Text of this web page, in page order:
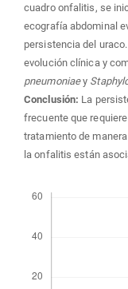
cuadro onfalitis, se
ecografía abdominal
persistencia del
evolución clínica y
pneumoniaey
Conclusión: La
frecuente que
tratamiento de
la onfalitis están